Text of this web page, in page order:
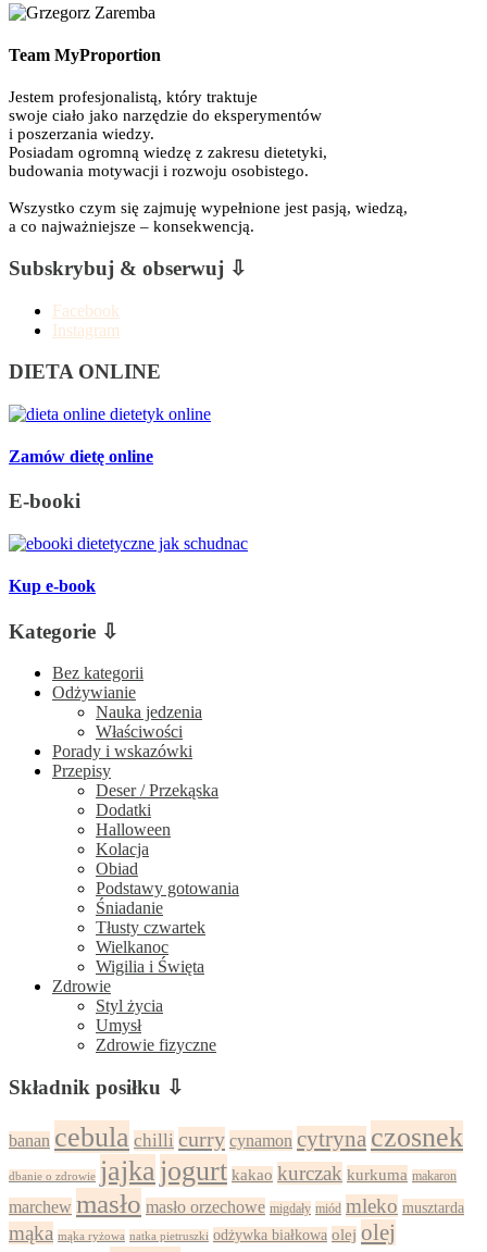
Team MyProportion
Jestem profesjonalistą, który traktuje
swoje ciało jako narzędzie do eksperymentów
i poszerzania wiedzy.
Posiadam ogromną wiedzę z zakresu dietetyki,
budowania motywacji i rozwoju osobistego.
Wszystko czym się zajmuję wypełnione jest pasją, wiedzą,
a co najważniejsze – konsekwencją.
Subskrybuj & obserwuj ⇩
Facebook
Instagram
DIETA ONLINE
Zamów dietę online
E-booki
Kup e-book
Kategorie ⇩
Bez kategorii
Odżywianie
Nauka jedzenia
Właściwości
Porady i wskazówki
Przepisy
Deser / Przekąska
Dodatki
Halloween
Kolacja
Obiad
Podstawy gotowania
Śniadanie
Tłusty czwartek
Wielkanoc
Wigilia i Święta
Zdrowie
Styl życia
Umysł
Zdrowie fizyczne
Składnik posiłku ⇩
banan cebula chilli curry cynamon cytryna czosnek
dbanie o zdrowie jajka jogurt kakao kurczak kurkuma makaron
marchew masło masło orzechowe migdały miód mleko musztarda
mąka mąka ryżowa natka pietruszki odżywka białkowa olej olej